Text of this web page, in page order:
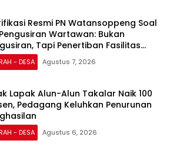
Resmi PN Watansoppeng Soal
Wartawan: Bukan
Tapi Penertiban Fasilitas
- DESA Agustus 7, 2026
Lapak Alun-Alun Takalar Naik 100
Pedagang Keluhkan Penurunan
- DESA Agustus 6, 2026